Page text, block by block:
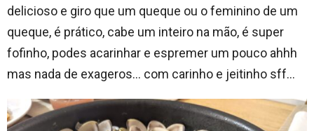
delicioso e giro que um queque ou o feminino de um
queque, é prático, cabe um inteiro na mão, é super
fofinho, podes acarinhar e espremer um pouco ahhh
mas nada de exageros… com carinho e jeitinho sff…